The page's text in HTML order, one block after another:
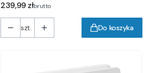
Cena
239,99 złbrutto
szt. Do koszyka